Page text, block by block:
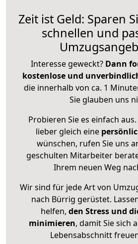
Zeit ist Geld: Sparen
schnellen und
Interesse geweckt? Dann
kostenlose und
die innerhalb von ca. 1
Sie glauben uns
Probieren Sie es einfach
lieber gleich eine
wünschen, rufen Sie uns
geschulten Mitarbeiter
Ihrem neuen Weg
Wir sind für jede Art von
nach Bürrig gerüstet.
helfen, den Stress und
minimieren, damit Sie sich
Lebensabschnitt